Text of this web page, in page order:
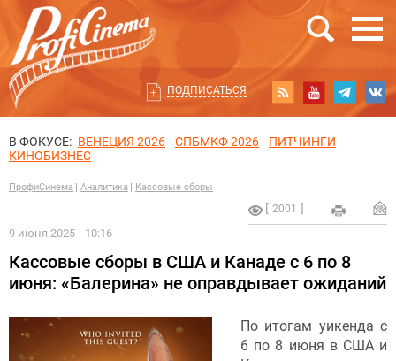
ПОДПИСАТЬСЯ
В ФОКУСЕ: ВЕНЕЦИЯ 2026 СПБМКФ 2026
ПИТЧИНГИ
КИНОБИЗНЕС
ПрофиСинема Аналитика Кассовые сборы
2001
9 июня 2025 10:16
Кассовые сборы в США и Канаде с 6 по 8
июня: «Балерина» не оправдывает ожиданий
По итогам уикенда с
6 по 8 июня в США и